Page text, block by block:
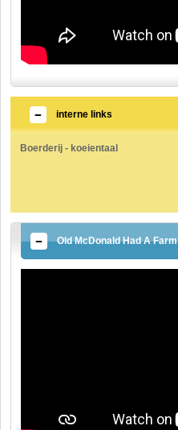
interne links
Boerderij - koeientaal
Old McDonald Had A Farm